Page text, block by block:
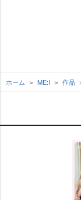
ホーム ME:I 作品